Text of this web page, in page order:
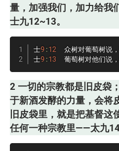
量，加强我们，加力给
士九12~13。
士9 :12
众树对葡萄树说
士9 :13
葡萄树对他们说
2 一切的宗教都是旧皮袋
于新酒发酵的力量，会将
旧皮袋里，就是把基督
任何一种宗教里——太九